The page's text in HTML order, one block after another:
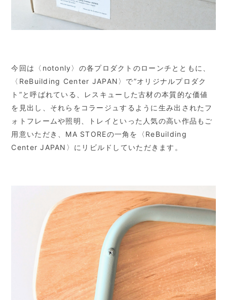
今回は〈notonly〉の各プロダクトのローンチとともに、
〈ReBuilding Center JAPAN〉で”オリジナルプロダク
ト”と呼ばれている、レスキューした古材の本質的な価値
を見出し、それらをコラージュするように生み出されたフ
ォトフレームや照明、トレイといった人気の高い作品もご
用意いただき、MA STOREの一角を〈ReBuilding
Center JAPAN〉にリビルドしていただきます。